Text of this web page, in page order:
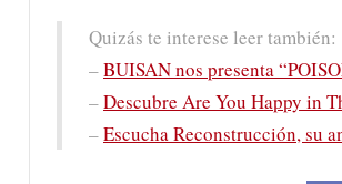
Quizás te interese leer también:
–BUISAN nos presenta
–Descubre Are You Happy in
–Escucha Reconstrucción, su